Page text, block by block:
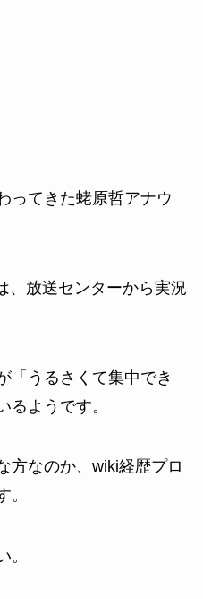
ってきた蛯原哲アナウ
、放送センターから実況
「うるさくて集中でき
るようです。
方なのか、wiki経歴プロ
。
。